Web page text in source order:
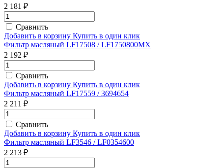
2 181 ₽
Сравнить
Добавить в корзину Купить в один клик
Фильтр масляный LF17508 / LF1750800MX
2 192 ₽
Сравнить
Добавить в корзину Купить в один клик
Фильтр масляный LF17559 / 3694654
2 211 ₽
Сравнить
Добавить в корзину Купить в один клик
Фильтр масляный LF3546 / LF0354600
2 213 ₽